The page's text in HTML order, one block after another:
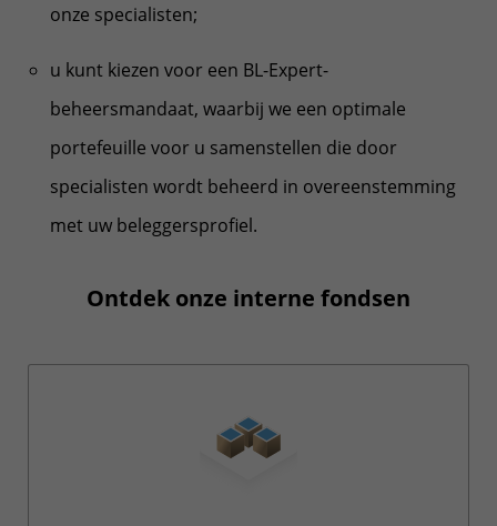
onze specialisten;
u kunt kiezen voor een BL-Expert-
beheersmandaat, waarbij we een optimale
portefeuille voor u samenstellen die door
specialisten wordt beheerd in overeenstemming
met uw beleggersprofiel.
Ontdek onze interne fondsen